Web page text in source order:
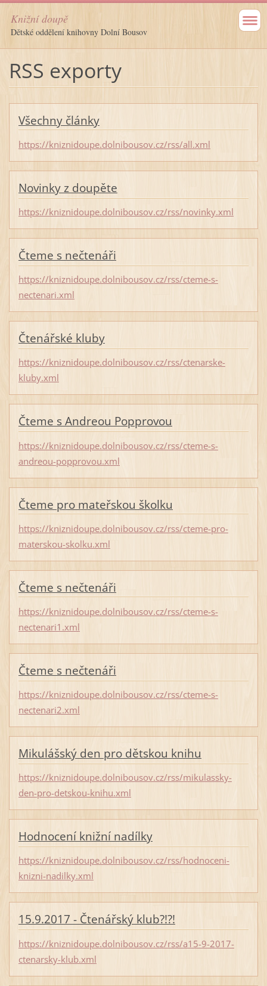
Knižní doupě
Dětské oddělení knihovny Dolní Bousov
RSS exporty
Všechny články
https://kniznidoupe.dolnibousov.cz/rss/all.xml
Novinky z doupěte
https://kniznidoupe.dolnibousov.cz/rss/novinky.xml
Čteme s nečtenáři
https://kniznidoupe.dolnibousov.cz/rss/cteme-s-
nectenari.xml
Čtenářské kluby
https://kniznidoupe.dolnibousov.cz/rss/ctenarske-
kluby.xml
Čteme s Andreou Popprovou
https://kniznidoupe.dolnibousov.cz/rss/cteme-s-
andreou-popprovou.xml
Čteme pro mateřskou školku
https://kniznidoupe.dolnibousov.cz/rss/cteme-pro-
materskou-skolku.xml
Čteme s nečtenáři
https://kniznidoupe.dolnibousov.cz/rss/cteme-s-
nectenari1.xml
Čteme s nečtenáři
https://kniznidoupe.dolnibousov.cz/rss/cteme-s-
nectenari2.xml
Mikulášský den pro dětskou knihu
https://kniznidoupe.dolnibousov.cz/rss/mikulassky-
den-pro-detskou-knihu.xml
Hodnocení knižní nadílky
https://kniznidoupe.dolnibousov.cz/rss/hodnoceni-
knizni-nadilky.xml
15.9.2017 - Čtenářský klub?!?!
https://kniznidoupe.dolnibousov.cz/rss/a15-9-2017-
ctenarsky-klub.xml